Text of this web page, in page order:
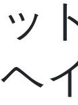
ッ
ヘ